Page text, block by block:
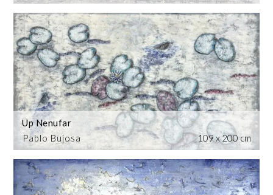
Pablo Bujosa
Up Nenufar
109 x 200 cm